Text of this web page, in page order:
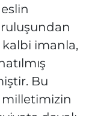
imanla,
Bu
milletimizin